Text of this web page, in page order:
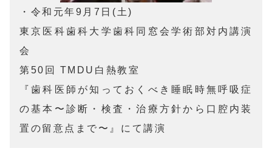
・令和元年9月7日(土)
東京医科歯科大学歯科同窓会学術部対内講演
会
第50回 TMDU白熱教室
『歯科医師が知っておくべき睡眠時無呼吸症
の基本〜診断・検査・治療方針から口腔内装
置の留意点まで〜』にて講演